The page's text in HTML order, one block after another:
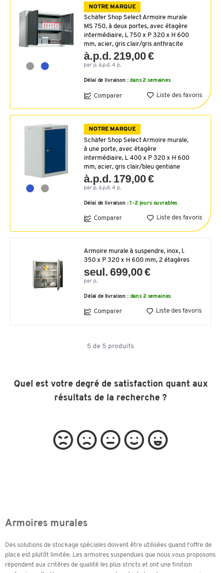
NOTRE MARQUE
Schäfer Shop Select Armoire murale
MS 750, à deux portes, avec étagère
intermédiaire, L 750 x P 320 x H 600
mm, acier, gris clair/gris anthracite
à.p.d. 219,00 €
par p. à.p.d. 4 p.
Délai de livraison :dans 2 semaines
Comparer Liste des favoris
NOTRE MARQUE
Schäfer Shop Select Armoire murale,
à une porte, avec étagère
intermédiaire, L 400 x P 320 x H 600
mm, acier, gris clair/bleu gentiane
à.p.d. 179,00 €
par p. à.p.d. 4 p.
Délai de livraison :1-2 jours ouvrables
Comparer Liste des favoris
Armoire murale à suspendre, inox, l.
350 x P 320 x H 600 mm, 2 étagères
seul. 699,00 €
par p.
Délai de livraison : dans 2 semaines
Comparer Liste des favoris
5 de 5 produits
Quel est votre degré de satisfaction quant aux
résultats de la recherche ?
Armoires murales
Des solutions de stockage spéciales doivent être utilisées quand l'offre de
place est plutôt limitée. Les armoires suspendues que nous vous proposons
répondent aux critères de qualité les plus stricts et ont une finition